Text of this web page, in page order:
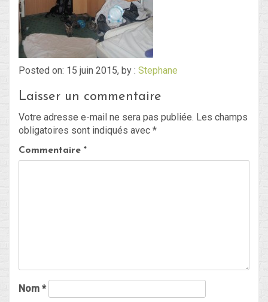
Blog
Non classé
Connexion
Flux des publications
Posted on: 15 juin 2015, by : Stephane
Laisser un commentaire
Votre adresse e-mail ne sera pas publiée. Les champs
obligatoires sont indiqués avec *
Commentaire *
Nom *